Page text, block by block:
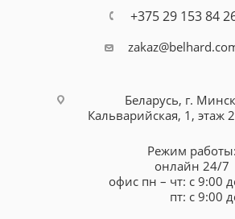
+375 29 153 84
Беларусь, г.
Кальварийская, 1, этаж
Режим работы:
онлайн 24/7
офис пн – чт: с 9:00
пт: с 9:00